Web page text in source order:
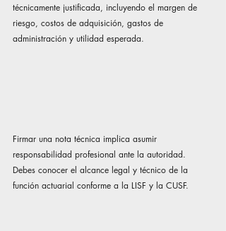
técnicamente justificada, incluyendo el margen de
riesgo, costos de adquisición, gastos de
administración y utilidad esperada.
Firmar una nota técnica implica asumir
responsabilidad profesional ante la autoridad.
Debes conocer el alcance legal y técnico de la
función actuarial conforme a la LISF y la CUSF.